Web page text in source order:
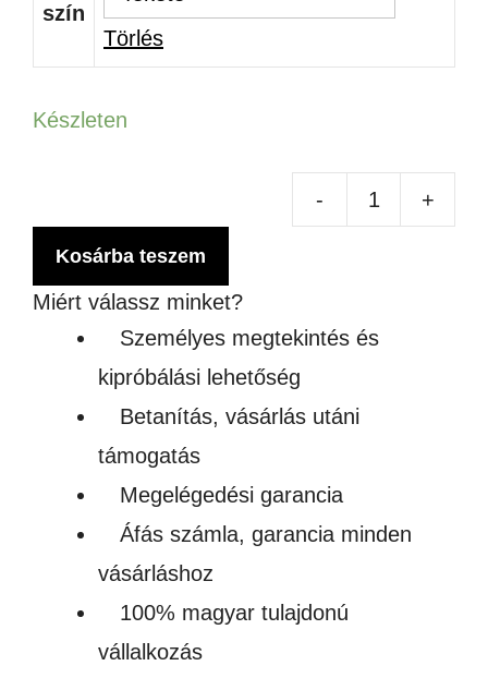
szín
Törlés
Készleten
- +
Kosárba teszem
Miért válassz minket?
Személyes megtekintés és
kipróbálási lehetőség
Betanítás, vásárlás utáni
támogatás
Megelégedési garancia
Áfás számla, garancia minden
vásárláshoz
100% magyar tulajdonú
vállalkozás